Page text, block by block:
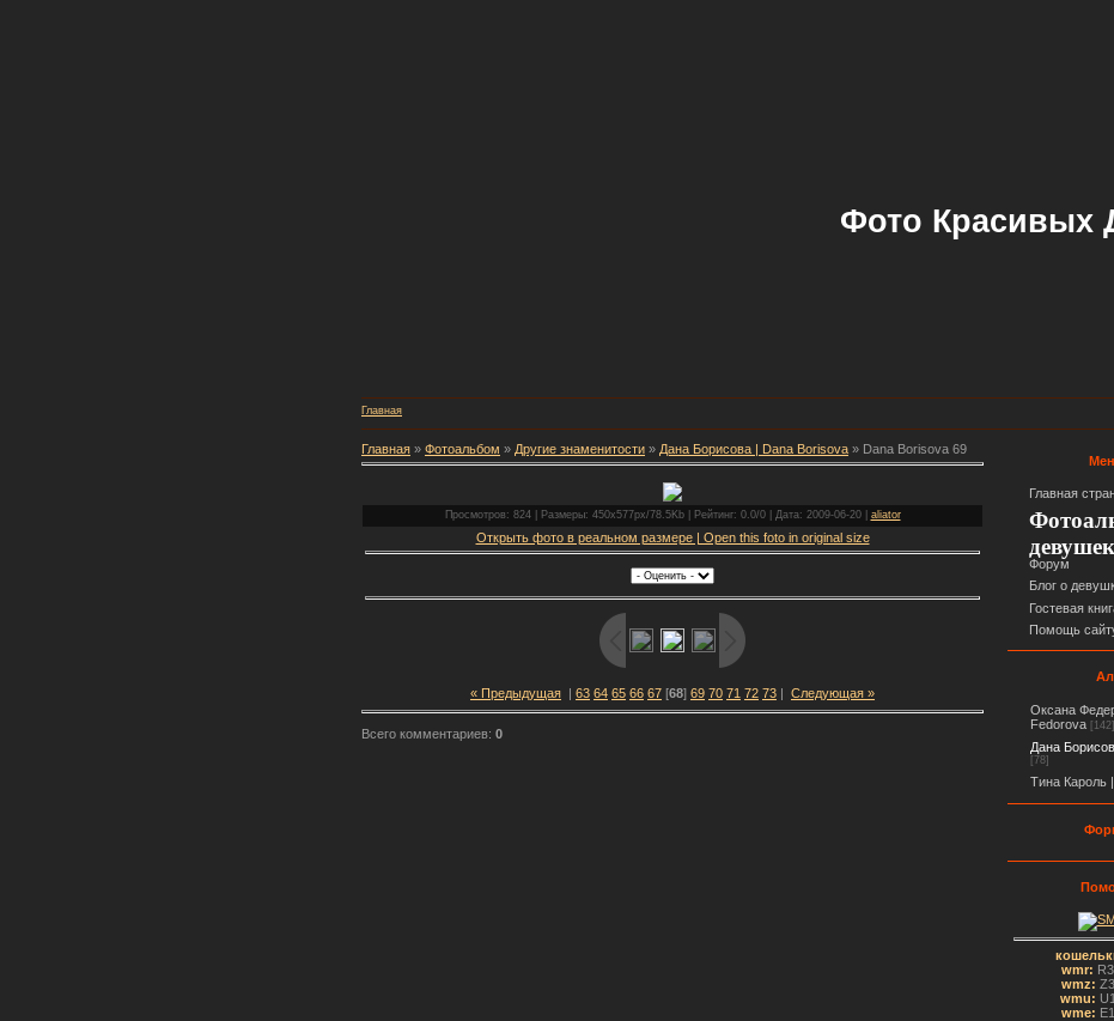
Фото Красивых
Главная
Главная » Фотоальбом » Другие знаменитости » Дана Борисова | Dana Borisova » Dana Borisova 69
Просмотров: 824 | Размеры: 450x577px/78.5Kb | Рейтинг: 0.0/0 | Дата: 2009-06-20 | aliator
Открыть фото в реальном размере | Open this foto in original size
« Предыдущая | 63 64 65 66 67 [68] 69 70 71 72 73 | Следующая »
Всего комментариев: 0
Главная
девушек
Форум
Блог о
Гостевая
Помощь
Оксана
Fedorova
[142]
Дана
[78]
Тина Кароль
wmr:
wmz:
wmu:
wme: